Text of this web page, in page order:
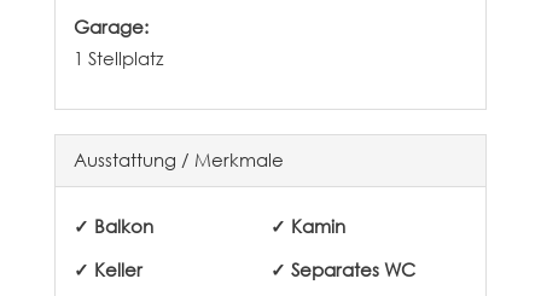
Garage:
1 Stellplatz
Ausstattung / Merkmale
✓ Balkon
✓ Kamin
✓ Keller
✓ Separates WC